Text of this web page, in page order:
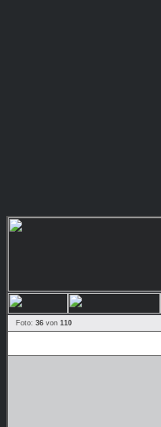
Foto: 36 von 110